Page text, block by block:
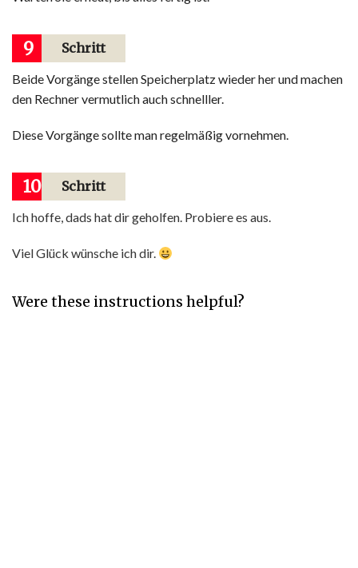
9 Schritt
Beide Vorgänge stellen Speicherplatz wieder her und machen
den Rechner vermutlich auch schnelller.
Diese Vorgänge sollte man regelmäßig vornehmen.
10 Schritt
Ich hoffe, dads hat dir geholfen. Probiere es aus.
Viel Glück wünsche ich dir.
Were these instructions helpful?